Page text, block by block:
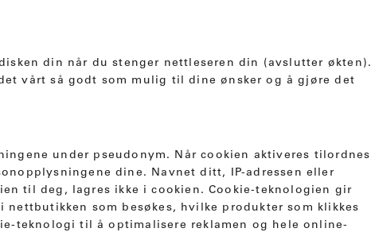
din når du stenger nettleseren din (avslutter økten).
vårt så godt som mulig til dine ønsker og å gjøre det
under pseudonym. Når cookien aktiveres tilordnes
dine. Navnet ditt, IP-adressen eller
til deg, lagres ikke i cookien. Cookie-teknologien gir
som besøkes, hvilke produkter som klikkes
teknologi til å optimalisere reklamen og hele online-